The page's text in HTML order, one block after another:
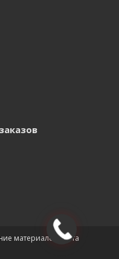
материалов сайта